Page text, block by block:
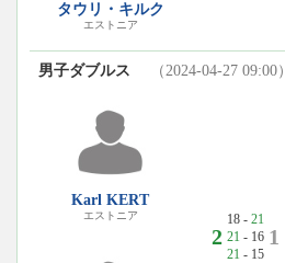
タウリ・キルク
エストニア
男子ダブルス （2024-04-27 09:00）
Karl KERT
エストニア
2
18 - 21
21 - 16
21 - 15
1